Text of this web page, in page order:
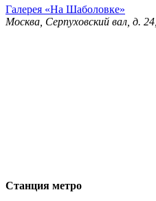
Галерея «На Шаболовке»
Москва, Серпуховский вал, д.
Станция метро